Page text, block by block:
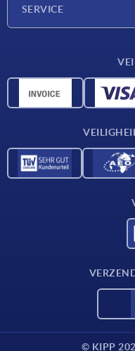
SERVICE
CAD-gegevens
© KIPP